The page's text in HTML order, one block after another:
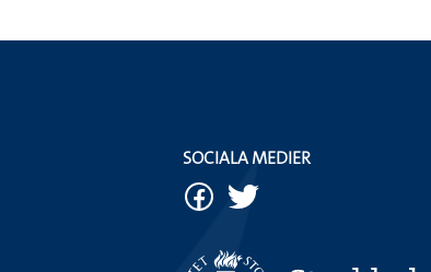
SOCIALA MEDIER